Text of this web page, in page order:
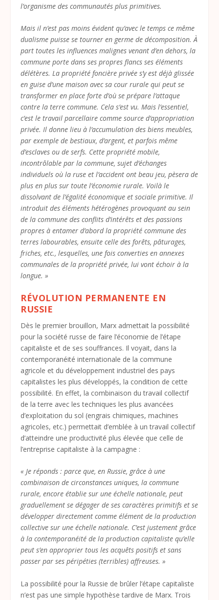
l’organisme des communautés plus primitives.
Mais il n’est pas moins évident qu’avec le temps ce même
dualisme puisse se tourner en germe de décomposition. À
part toutes les influences malignes venant d’en dehors, la
commune porte dans ses propres flancs ses éléments
délétères. La propriété foncière privée s’y est déjà glissée
en guise d’une maison avec sa cour rurale qui peut se
transformer en place forte d’où se prépare l’attaque
contre la terre commune. Cela s’est vu. Mais l’essentiel,
c’est le travail parcellaire comme source d’appropriation
privée. Il donne lieu à l’accumulation des biens meubles,
par exemple de bestiaux, d’argent, et parfois même
d’esclaves ou de serfs. Cette propriété mobile,
incontrôlable par la commune, sujet d’échanges
individuels où la ruse et l’accident ont beau jeu, pèsera de
plus en plus sur toute l’économie rurale. Voilà le
dissolvant de l’égalité économique et sociale primitive. Il
introduit des éléments hétérogènes provoquant au sein
de la commune des conflits d’intérêts et des passions
propres à entamer d’abord la propriété commune des
terres labourables, ensuite celle des forêts, pâturages,
friches, etc., lesquelles, une fois converties en annexes
communales de la propriété privée, lui vont échoir à la
longue. »
RÉVOLUTION PERMANENTE EN
RUSSIE
Dès le premier brouillon, Marx admettait la possibilité
pour la société russe de faire l’économie de l’étape
capitaliste et de ses souffrances. Il voyait, dans la
contemporanéité internationale de la commune
agricole et du développement industriel des pays
capitalistes les plus développés, la condition de cette
possibilité. En effet, la combinaison du travail collectif
de la terre avec les techniques les plus avancées
d’exploitation du sol (engrais chimiques, machines
agricoles, etc.) permettait d’emblée à un travail collectif
d’atteindre une productivité plus élevée que celle de
l’entreprise capitaliste à la campagne :
« Je réponds : parce que, en Russie, grâce à une
combinaison de circonstances uniques, la commune
rurale, encore établie sur une échelle nationale, peut
graduellement se dégager de ses caractères primitifs et se
développer directement comme élément de la production
collective sur une échelle nationale. C’est justement grâce
à la contemporanéité de la production capitaliste qu’elle
peut s’en approprier tous les acquêts positifs et sans
passer par ses péripéties (terribles) affreuses. »
La possibilité pour la Russie de brûler l’étape capitaliste
n’est pas une simple hypothèse tardive de Marx. Trois